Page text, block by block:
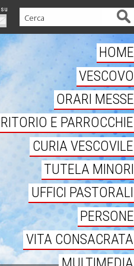
Mail
Cerca
HOME
VESCOVO
ORARI MESSE
E PARROCCHIE
CURIA VESCOVILE
TUTELA MINORI
UFFICI PASTORALI
PERSONE
VITA CONSACRATA